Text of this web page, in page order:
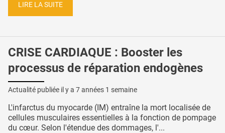
LIRE LA SUITE
CRISE CARDIAQUE : Booster les
processus de réparation endogènes
Actualité publiée il y a 7 années 1 semaine
L'infarctus du myocarde (IM) entraîne la mort localisée de
cellules musculaires essentielles à la fonction de pompage
du cœur. Selon l'étendue des dommages, l'...